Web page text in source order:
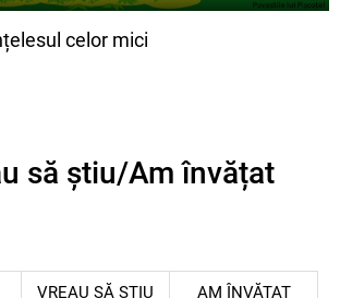
celor mici
să știu/Am învățat
VREAU SĂ ȘTIU AM ÎNVĂȚAT